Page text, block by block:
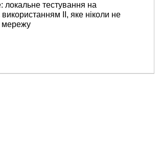
локальне тестування на
ІІ, яке ніколи не
мережу